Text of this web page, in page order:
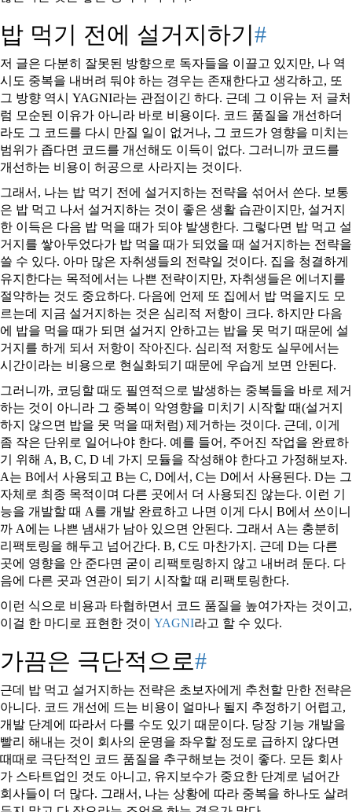
밥 먹기 전에 설거지하기#
저 글은 다분히 잘못된 방향으로 독자들을 이끌고 있지만, 나 역
시도 중복을 내버려 둬야 하는 경우는 존재한다고 생각하고, 또
그 방향 역시 YAGNI라는 관점이긴 하다. 근데 그 이유는 저 글처
럼 모순된 이유가 아니라 바로 비용이다. 코드 품질을 개선하더
라도 그 코드를 다시 만질 일이 없거나, 그 코드가 영향을 미치는
범위가 좁다면 코드를 개선해도 이득이 없다. 그러니까 코드를
개선하는 비용이 허공으로 사라지는 것이다.
그래서, 나는 밥 먹기 전에 설거지하는 전략을 섞어서 쓴다. 보통
은 밥 먹고 나서 설거지하는 것이 좋은 생활 습관이지만, 설거지
한 이득은 다음 밥 먹을 때가 되야 발생한다. 그렇다면 밥 먹고 설
거지를 쌓아두었다가 밥 먹을 때가 되었을 때 설거지하는 전략을
쓸 수 있다. 아마 많은 자취생들의 전략일 것이다. 집을 청결하게
유지한다는 목적에서는 나쁜 전략이지만, 자취생들은 에너지를
절약하는 것도 중요하다. 다음에 언제 또 집에서 밥 먹을지도 모
르는데 지금 설거지하는 것은 심리적 저항이 크다. 하지만 다음
에 밥을 먹을 때가 되면 설거지 안하고는 밥을 못 먹기 때문에 설
거지를 하게 되서 저항이 작아진다. 심리적 저항도 실무에서는
시간이라는 비용으로 현실화되기 때문에 우습게 보면 안된다.
그러니까, 코딩할 때도 필연적으로 발생하는 중복들을 바로 제거
하는 것이 아니라 그 중복이 악영향을 미치기 시작할 때(설거지
하지 않으면 밥을 못 먹을 때처럼) 제거하는 것이다. 근데, 이게
좀 작은 단위로 일어나야 한다. 예를 들어, 주어진 작업을 완료하
기 위해 A, B, C, D 네 가지 모듈을 작성해야 한다고 가정해보자.
A는 B에서 사용되고 B는 C, D에서, C는 D에서 사용된다. D는 그
자체로 최종 목적이며 다른 곳에서 더 사용되진 않는다. 이런 기
능을 개발할 때 A를 개발 완료하고 나면 이게 다시 B에서 쓰이니
까 A에는 나쁜 냄새가 남아 있으면 안된다. 그래서 A는 충분히
리팩토링을 해두고 넘어간다. B, C도 마찬가지. 근데 D는 다른
곳에 영향을 안 준다면 굳이 리팩토링하지 않고 내버려 둔다. 다
음에 다른 곳과 연관이 되기 시작할 때 리팩토링한다.
이런 식으로 비용과 타협하면서 코드 품질을 높여가자는 것이고,
이걸 한 마디로 표현한 것이 YAGNI라고 할 수 있다.
가끔은 극단적으로#
근데 밥 먹고 설거지하는 전략은 초보자에게 추천할 만한 전략은
아니다. 코드 개선에 드는 비용이 얼마나 될지 추정하기 어렵고,
개발 단계에 따라서 다를 수도 있기 때문이다. 당장 기능 개발을
빨리 해내는 것이 회사의 운명을 좌우할 정도로 급하지 않다면
때때로 극단적인 코드 품질을 추구해보는 것이 좋다. 모든 회사
가 스타트업인 것도 아니고, 유지보수가 중요한 단계로 넘어간
회사들이 더 많다. 그래서, 나는 상황에 따라 중복을 하나도 살려